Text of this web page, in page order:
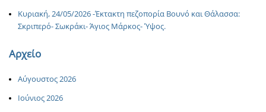
Κυριακή, 24/05/2026 -Έκτακτη πεζοπορία Βουνό και Θάλασσα:
Σκριπερό- Σωκράκι- Άγιος Μάρκος- Ύψος.
Αρχείο
Αύγουστος 2026
Ιούνιος 2026